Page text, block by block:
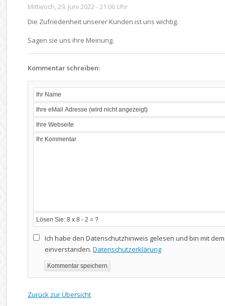
Mittwoch, 29. Juni 2022 - 21:06 Uhr
Die Zufriedenheit unserer Kunden ist uns wichtig.
Sagen sie uns ihre Meinung.
Kommentar schreiben:
Ich habe den Datenschutzhinweis gelesen und bin mit
einverstanden. Datenschutzerklärung
Zurück zur Übersicht